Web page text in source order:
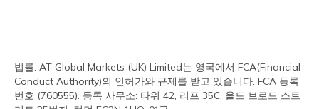
법률: AT Global Markets (UK) Limited는 영국에서 FCA(Financial
Conduct Authority)의 인허가와 규제를 받고 있습니다. FCA 등록
번호 (760555). 등록 사무소: 타워 42, 리프 35C, 올드 브로드 스트